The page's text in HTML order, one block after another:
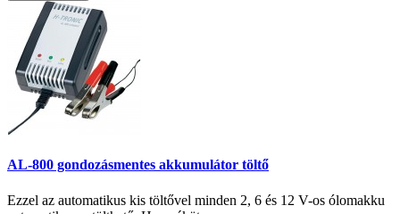
AL-800 gondozásmentes akkumulátor töltő
Ezzel az automatikus kis töltővel minden 2, 6 és 12 V-os ólomakku